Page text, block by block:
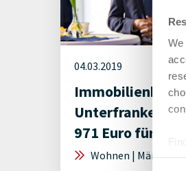
We
04.03.2019
Unterfranken
971 Euro für
Wohnen | Märkte